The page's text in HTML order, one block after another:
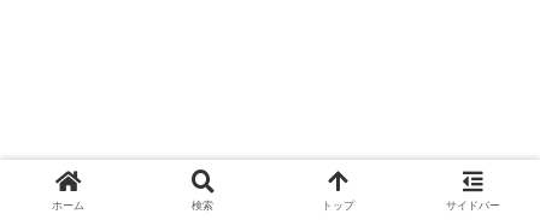
ホーム 検索 トップ サイドバー